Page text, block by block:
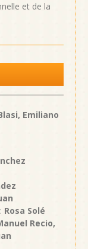
et de la
Emiliano
Rosa Solé
Recio,